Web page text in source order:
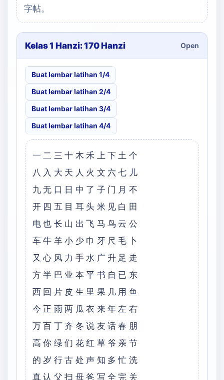
字帖。
Kelas 1 Hanzi: 170 Hanzi Open
Buat lembar latihan 1/4
Buat lembar latihan 2/4
Buat lembar latihan 3/4
Buat lembar latihan 4/4
⼀⼆三⼗⽊⽲上下⼟个
⼋⼊⼤天⼈⽕⽂六七⼉
九⽆⼝⽇中了⼦门⽉不
开四五⽬⽿头⽶见⽩⽥
电也长⼭出飞马鸟云公
车⽜⽺⼩少⼱⽛尺⽑⼘
⼜⼼风⼒⼿⽔⼴升⾜⾛
⽅半巴业本平书⾃已东
西回⽚⽪⽣⾥果⼏⽤鱼
今正⾬两⽠⾐来年左右
万百丁齐冬说友话春朋
⾼你绿们花红草爷亲节
的岁⾏古处声知多忙洗
真认⽗扫母爸写全完关